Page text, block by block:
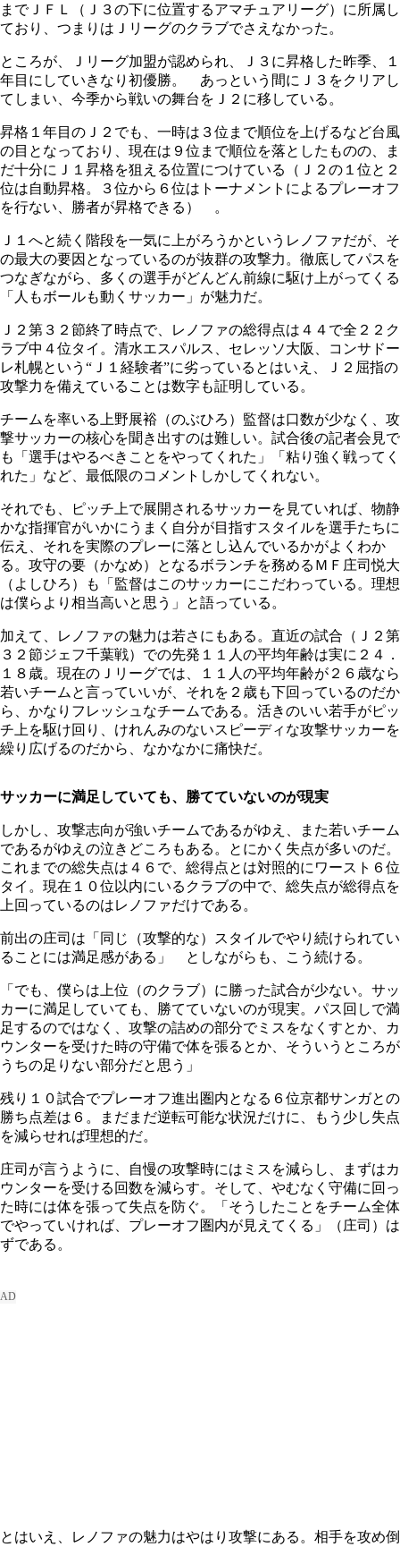
までＪＦＬ（Ｊ３の下に位置するアマチュアリーグ）に所属し
ており、つまりはＪリーグのクラブでさえなかった。
ところが、Ｊリーグ加盟が認められ、Ｊ３に昇格した昨季、１
年目にしていきなり初優勝。 あっという間にＪ３をクリアし
てしまい、今季から戦いの舞台をＪ２に移している。
昇格１年目のＪ２でも、一時は３位まで順位を上げるなど台風
の目となっており、現在は９位まで順位を落としたものの、ま
だ十分にＪ１昇格を狙える位置につけている（Ｊ２の１位と２
位は自動昇格。３位から６位はトーナメントによるプレーオフ
を行ない、勝者が昇格できる） 。
Ｊ１へと続く階段を一気に上がろうかというレノファだが、そ
の最大の要因となっているのが抜群の攻撃力。徹底してパスを
つなぎながら、多くの選手がどんどん前線に駆け上がってくる
「人もボールも動くサッカー」が魅力だ。
Ｊ２第３２節終了時点で、レノファの総得点は４４で全２２ク
ラブ中４位タイ。清水エスパルス、セレッソ大阪、コンサドー
レ札幌という“Ｊ１経験者”に劣っているとはいえ、Ｊ２屈指の
攻撃力を備えていることは数字も証明している。
チームを率いる上野展裕（のぶひろ）監督は口数が少なく、攻
撃サッカーの核心を聞き出すのは難しい。試合後の記者会見で
も「選手はやるべきことをやってくれた」「粘り強く戦ってく
れた」など、最低限のコメントしかしてくれない。
それでも、ピッチ上で展開されるサッカーを見ていれば、物静
かな指揮官がいかにうまく自分が目指すスタイルを選手たちに
伝え、それを実際のプレーに落とし込んでいるかがよくわか
る。攻守の要（かなめ）となるボランチを務めるＭＦ庄司悦大
（よしひろ）も「監督はこのサッカーにこだわっている。理想
は僕らより相当高いと思う」と語っている。
加えて、レノファの魅力は若さにもある。直近の試合（Ｊ２第
３２節ジェフ千葉戦）での先発１１人の平均年齢は実に２４．
１８歳。現在のＪリーグでは、１１人の平均年齢が２６歳なら
若いチームと言っていいが、それを２歳も下回っているのだか
ら、かなりフレッシュなチームである。活きのいい若手がピッ
チ上を駆け回り、けれんみのないスピーディな攻撃サッカーを
繰り広げるのだから、なかなかに痛快だ。
サッカーに満足していても、勝てていないのが現実
しかし、攻撃志向が強いチームであるがゆえ、また若いチーム
であるがゆえの泣きどころもある。とにかく失点が多いのだ。
これまでの総失点は４６で、総得点とは対照的にワースト６位
タイ。現在１０位以内にいるクラブの中で、総失点が総得点を
上回っているのはレノファだけである。
前出の庄司は「同じ（攻撃的な）スタイルでやり続けられてい
ることには満足感がある」 としながらも、こう続ける。
「でも、僕らは上位（のクラブ）に勝った試合が少ない。サッ
カーに満足していても、勝てていないのが現実。パス回しで満
足するのではなく、攻撃の詰めの部分でミスをなくすとか、カ
ウンターを受けた時の守備で体を張るとか、そういうところが
うちの足りない部分だと思う」
残り１０試合でプレーオフ進出圏内となる６位京都サンガとの
勝ち点差は６。まだまだ逆転可能な状況だけに、もう少し失点
を減らせれば理想的だ。
庄司が言うように、自慢の攻撃時にはミスを減らし、まずはカ
ウンターを受ける回数を減らす。そして、やむなく守備に回っ
た時には体を張って失点を防ぐ。「そうしたことをチーム全体
でやっていければ、プレーオフ圏内が見えてくる」（庄司）は
ずである。
とはいえ、レノファの魅力はやはり攻撃にある。相手を攻め倒